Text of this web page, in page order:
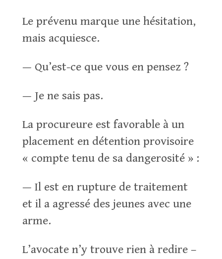
Le prévenu marque une hésitation,
mais acquiesce.
— Qu’est-ce que vous en pensez ?
— Je ne sais pas.
La procureure est favorable à un
placement en détention provisoire
« compte tenu de sa dangerosité » :
— Il est en rupture de traitement
et il a agressé des jeunes avec une
arme.
L’avocate n’y trouve rien à redire –